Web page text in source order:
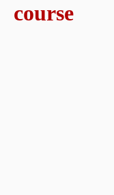
course